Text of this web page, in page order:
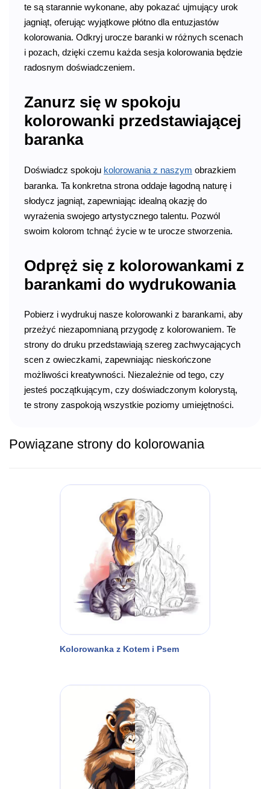
te są starannie wykonane, aby pokazać ujmujący urok
jagniąt, oferując wyjątkowe płótno dla entuzjastów
kolorowania. Odkryj urocze baranki w różnych scenach
i pozach, dzięki czemu każda sesja kolorowania będzie
radosnym doświadczeniem.
Zanurz się w spokoju
kolorowanki przedstawiającej
baranka
Doświadcz spokoju kolorowania z naszym obrazkiem
baranka. Ta konkretna strona oddaje łagodną naturę i
słodycz jagniąt, zapewniając idealną okazję do
wyrażenia swojego artystycznego talentu. Pozwól
swoim kolorom tchnąć życie w te urocze stworzenia.
Odpręż się z kolorowankami z
barankami do wydrukowania
Pobierz i wydrukuj nasze kolorowanki z barankami, aby
przeżyć niezapomnianą przygodę z kolorowaniem. Te
strony do druku przedstawiają szereg zachwycających
scen z owieczkami, zapewniając nieskończone
możliwości kreatywności. Niezależnie od tego, czy
jesteś początkującym, czy doświadczonym kolorystą,
te strony zaspokoją wszystkie poziomy umiejętności.
Powiązane strony do kolorowania
Kolorowanka z Kotem i Psem